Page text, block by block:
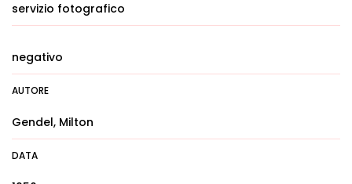
servizio fotografico
negativo
AUTORE
Gendel, Milton
DATA